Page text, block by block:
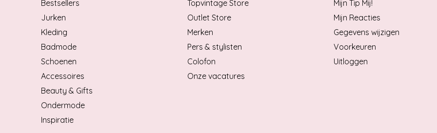
Bestsellers
Jurken
Kleding
Badmode
Schoenen
Accessoires
Beauty & Gifts
Ondermode
Inspiratie
Topvintage Store
Outlet Store
Merken
Pers & stylisten
Colofon
Onze vacatures
Mijn Tip Mij!
Mijn Reacties
Gegevens wijzigen
Voorkeuren
Uitloggen